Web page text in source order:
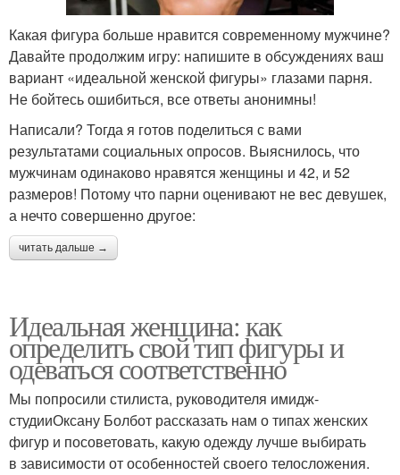
Какая фигура больше нравится современному мужчине?
Давайте продолжим игру: напишите в обсуждениях ваш
вариант «идеальной женской фигуры» глазами парня.
Не бойтесь ошибиться, все ответы анонимны!
Написали? Тогда я готов поделиться с вами
результатами социальных опросов. Выяснилось, что
мужчинам одинаково нравятся женщины и 42, и 52
размеров! Потому что парни оценивают не вес девушек,
а нечто совершенно другое:
читать дальше →
Идеальная женщина: как
определить свой тип фигуры и
одеваться соответственно
Мы попросили стилиста, руководителя имидж-
студииОксану Болбот рассказать нам о типах женских
фигур и посоветовать, какую одежду лучше выбирать
в зависимости от особенностей своего телосложения.